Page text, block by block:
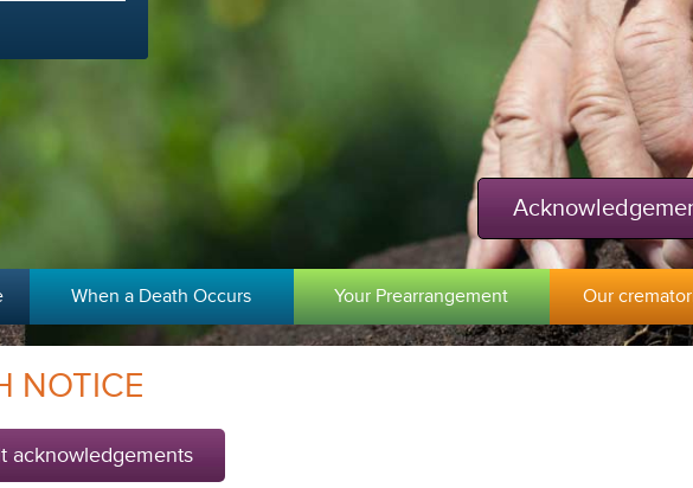
When a Death Occurs Your Prearrangement Our
NOTICE
acknowledgements